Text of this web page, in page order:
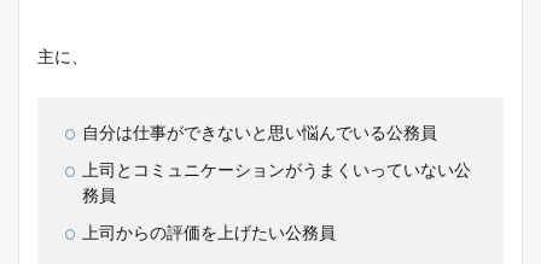
主に、
自分は仕事ができないと思い悩んでいる公務員
上司とコミュニケーションがうまくいっていない公
務員
上司からの評価を上げたい公務員